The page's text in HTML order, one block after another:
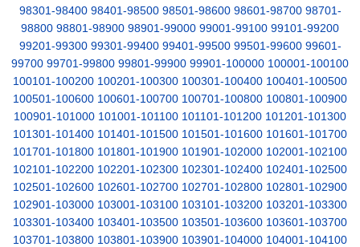
98301-98400 98401-98500 98501-98600 98601-98700 98701-
98800 98801-98900 98901-99000 99001-99100 99101-99200
99201-99300 99301-99400 99401-99500 99501-99600 99601-
99700 99701-99800 99801-99900 99901-100000 100001-100100
100101-100200 100201-100300 100301-100400 100401-100500
100501-100600 100601-100700 100701-100800 100801-100900
100901-101000 101001-101100 101101-101200 101201-101300
101301-101400 101401-101500 101501-101600 101601-101700
101701-101800 101801-101900 101901-102000 102001-102100
102101-102200 102201-102300 102301-102400 102401-102500
102501-102600 102601-102700 102701-102800 102801-102900
102901-103000 103001-103100 103101-103200 103201-103300
103301-103400 103401-103500 103501-103600 103601-103700
103701-103800 103801-103900 103901-104000 104001-104100